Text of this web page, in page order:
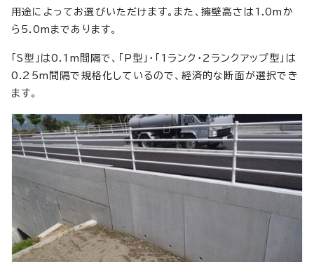
用途によってお選びいただけます。また、擁壁高さは1.0mか
ら5.0mまであります。
「S型」は0.1m間隔で、「P型」・「1ランク・2ランクアップ型」は
0.25m間隔で規格化しているので、経済的な断面が選択でき
ます。